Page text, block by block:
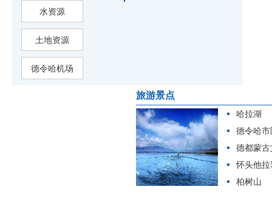
水资源
土地资源
德令哈机场
旅游景点
哈拉湖
德令哈
德都蒙
怀头他
柏树山